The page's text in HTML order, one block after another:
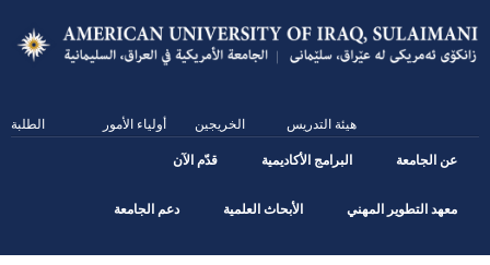
main
content
الطلبة أولياء الأمور الخريجين هيئة التدريس
عن الجامعة البرامج الأكاديمية قدّم الآن
معهد التطوير المهني الأبحاث العلمية دعم الجامعة